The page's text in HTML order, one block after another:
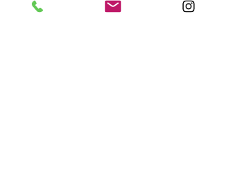
랜 지속시간을 유지하는 것이 특징이다.